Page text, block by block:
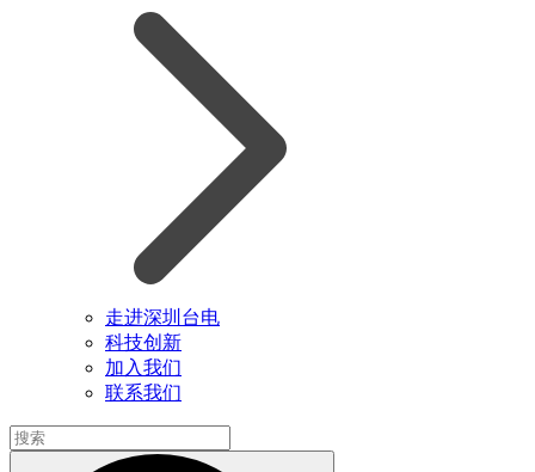
走进深圳台电
科技创新
加入我们
联系我们